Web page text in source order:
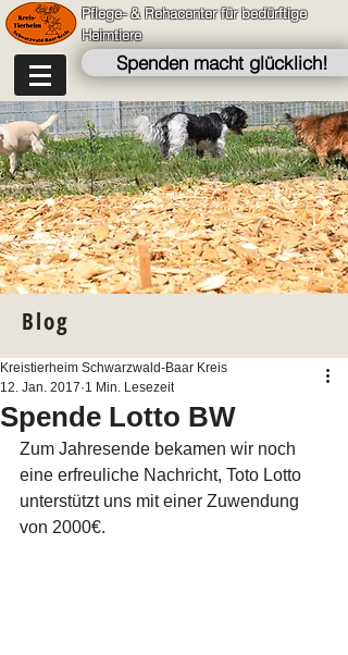
Pflege- & Rehacenter für bedürftige
Heimtiere
Spenden macht glücklich!
Blog
Spende Lotto BW
Kreistierheim Schwarzwald-Baar Kreis
12. Jan. 2017 1 Min. Lesezeit
Zum Jahresende bekamen wir noch
eine erfreuliche Nachricht, Toto Lotto
unterstützt uns mit einer Zuwendung
von 2000€.